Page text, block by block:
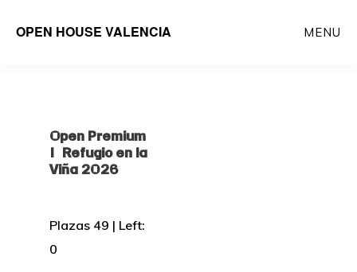
OPEN HOUSE VALENCIA MENU
Open Premium
| Refugio en la
Viña 2026
Plazas 49 | Left:
0